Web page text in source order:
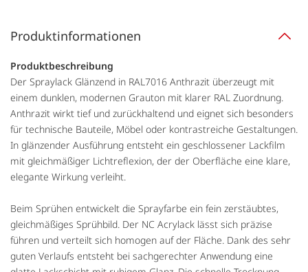
Produktinformationen
Produktbeschreibung
Der Spraylack Glänzend in RAL7016 Anthrazit überzeugt mit
einem dunklen, modernen Grauton mit klarer RAL Zuordnung.
Anthrazit wirkt tief und zurückhaltend und eignet sich besonders
für technische Bauteile, Möbel oder kontrastreiche Gestaltungen.
In glänzender Ausführung entsteht ein geschlossener Lackfilm
mit gleichmäßiger Lichtreflexion, der der Oberfläche eine klare,
elegante Wirkung verleiht.
Beim Sprühen entwickelt die Sprayfarbe ein fein zerstäubtes,
gleichmäßiges Sprühbild. Der NC Acrylack lässt sich präzise
führen und verteilt sich homogen auf der Fläche. Dank des sehr
guten Verlaufs entsteht bei sachgerechter Anwendung eine